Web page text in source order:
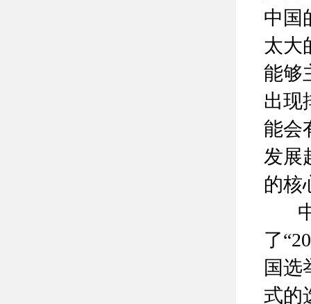
中国
太大
能够
出现
能会
发展
的核
中
了
国选
式的